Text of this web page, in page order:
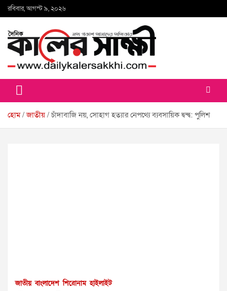
Skip
to
রবিবার, আগস্ট ৯, ২০২৬
কালের সাক্ষী
হোম জাতীয় চাঁদাবাজি নয়, সোহাগ হত্যার নেপথ্যে ব্যবসায়িক দ্বন্দ্ব: পুলিশ
জাতীয় বাংলাদেশ শিরোনাম হাইলাইট